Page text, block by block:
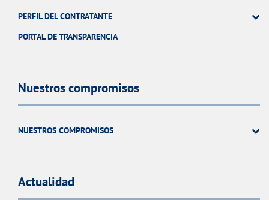
PERFIL DEL CONTRATANTE
PORTAL DE TRANSPARENCIA
Nuestros compromisos
NUESTROS COMPROMISOS
Actualidad